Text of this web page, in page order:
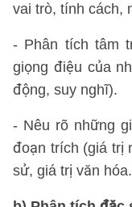
vai trò, tính cách,
- Phân tích tâm
giọng điệu của
động, suy nghĩ).
- Nêu rõ những
đoạn trích (giá trị
sử, giá trị văn